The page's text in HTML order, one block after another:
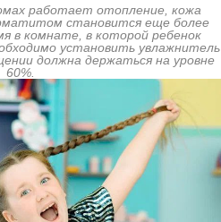
работает отопление, кожа
становится еще более
в комнате, в которой ребенок
установить увлажнитель
должна держаться на уровне
60%.